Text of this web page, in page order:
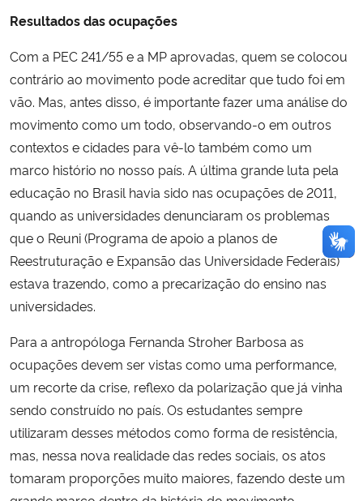
Resultados das ocupações
Com a PEC 241/55 e a MP aprovadas, quem se colocou
contrário ao movimento pode acreditar que tudo foi em
vão. Mas, antes disso, é importante fazer uma análise do
movimento como um todo, observando-o em outros
contextos e cidades para vê-lo também como um
marco histório no nosso país. A última grande luta pela
educação no Brasil havia sido nas ocupações de 2011,
quando as universidades denunciaram os problemas
que o Reuni (Programa de apoio a planos de
Reestruturação e Expansão das Universidade Federais)
estava trazendo, como a precarização do ensino nas
universidades.
Para a antropóloga Fernanda Stroher Barbosa as
ocupações devem ser vistas como uma performance,
um recorte da crise, reflexo da polarização que já vinha
sendo construído no país. Os estudantes sempre
utilizaram desses métodos como forma de resistência,
mas, nessa nova realidade das redes sociais, os atos
tomaram proporções muito maiores, fazendo deste um